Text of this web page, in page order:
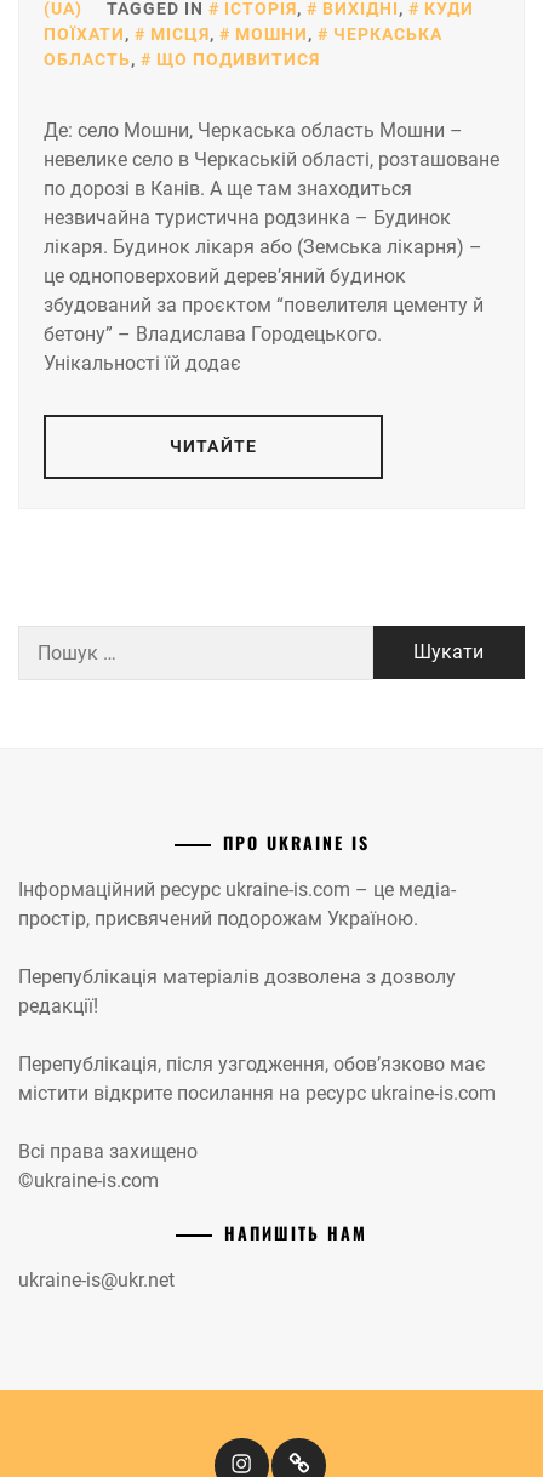
(UA)
TAGGED IN ІСТОРІЯ, ВИХІДНІ,
КУДИ
ПОЇХАТИ, МІСЦЯ, МОШНИ,
ЧЕРКАСЬКА
ОБЛАСТЬ, ЩО ПОДИВИТИСЯ
Де: село Мошни, Черкаська область Мошни –
невелике село в Черкаській області, розташоване
по дорозі в Канів. А ще там знаходиться
незвичайна туристична родзинка – Будинок
лікаря. Будинок лікаря або (Земська лікарня) –
це одноповерховий дерев’яний будинок
збудований за проєктом “повелителя цементу й
бетону” – Владислава Городецького.
Унікальності їй додає
ЧИТАЙТЕ
ПРО UKRAINE IS
Інформаційний ресурс ukraine-is.com – це медіа-
простір, присвячений подорожам Україною.
Перепублікація матеріалів дозволена з дозволу
редакції!
Перепублікація, після узгодження, обов’язково має
містити відкрите посилання на ресурс ukraine-is.com
Всі права захищено
©ukraine-is.com
НАПИШІТЬ НАМ
ukraine-is@ukr.net
InstagramКіномандри